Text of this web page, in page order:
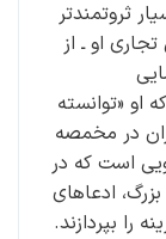
ثروتمندتر
او ـ از
«توانسته
در مخمصه
است که در
ادعاهای
را بپردازند.